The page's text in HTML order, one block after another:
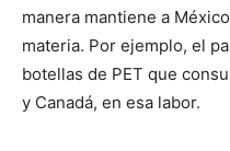
manera mantiene a
materia. Por ejemplo, el
botellas de PET que
y Canadá, en esa labor.